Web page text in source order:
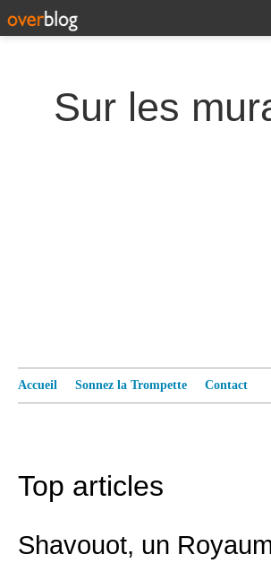
Accueil Sonnez la Trompette Contact
Top articles
Shavouot, un